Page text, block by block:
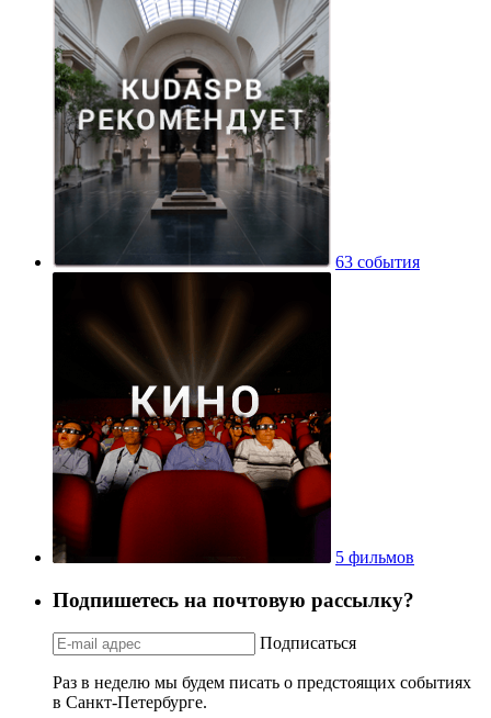
63 события
5 фильмов
Подпишетесь на почтовую рассылку?
Подписаться
Раз в неделю мы будем писать о предстоящих событиях
в Санкт-Петербурге.